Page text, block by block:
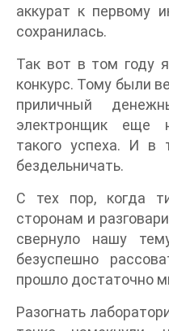
аккурат к первому
сохранилась.
Так вот в том году
конкурс. Тому были
приличный
электронщик еще
такого успеха. И в
бездельничать.
С тех пор, когда
сторонам и
свернуло нашу
безуспешно
прошло достаточно
Разогнать